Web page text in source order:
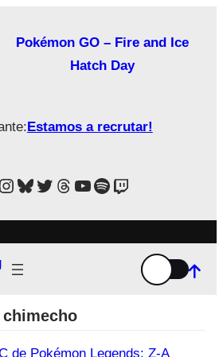
Pokémon GO – Fire and Ice
Hatch Day
Estamos a recrutar!
Instagram
Bluesky
Twitter
Estamos no Threads!
YouTube
Spotify
Twitch
chimecho